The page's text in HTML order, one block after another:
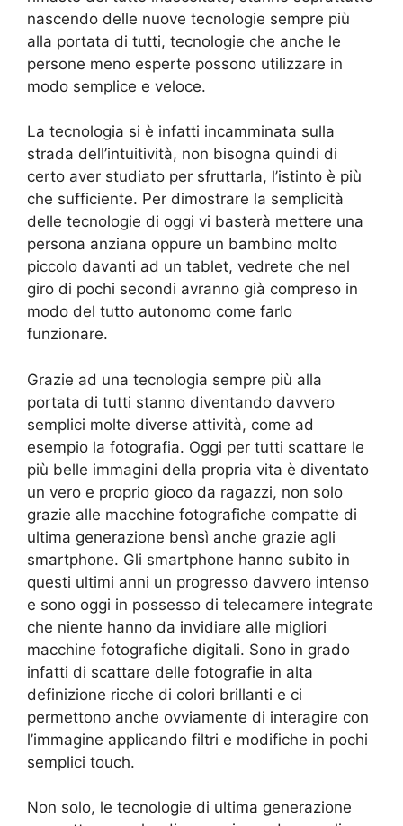
nascendo delle nuove tecnologie sempre più
alla portata di tutti, tecnologie che anche le
persone meno esperte possono utilizzare in
modo semplice e veloce.
La tecnologia si è infatti incamminata sulla
strada dell’intuitività, non bisogna quindi di
certo aver studiato per sfruttarla, l’istinto è più
che sufficiente. Per dimostrare la semplicità
delle tecnologie di oggi vi basterà mettere una
persona anziana oppure un bambino molto
piccolo davanti ad un tablet, vedrete che nel
giro di pochi secondi avranno già compreso in
modo del tutto autonomo come farlo
funzionare.
Grazie ad una tecnologia sempre più alla
portata di tutti stanno diventando davvero
semplici molte diverse attività, come ad
esempio la fotografia. Oggi per tutti scattare le
più belle immagini della propria vita è diventato
un vero e proprio gioco da ragazzi, non solo
grazie alle macchine fotografiche compatte di
ultima generazione bensì anche grazie agli
smartphone. Gli smartphone hanno subito in
questi ultimi anni un progresso davvero intenso
e sono oggi in possesso di telecamere integrate
che niente hanno da invidiare alle migliori
macchine fotografiche digitali. Sono in grado
infatti di scattare delle fotografie in alta
definizione ricche di colori brillanti e ci
permettono anche ovviamente di interagire con
l’immagine applicando filtri e modifiche in pochi
semplici touch.
Non solo, le tecnologie di ultima generazione